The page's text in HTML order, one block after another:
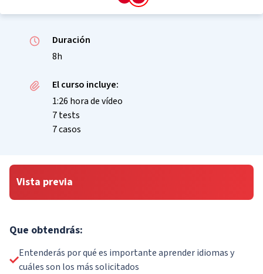
Duración
8h
El curso incluye:
1:26 hora de vídeo
7 tests
7 casos
Vista previa
Que obtendrás:
Entenderás por qué es importante aprender idiomas y
cuáles son los más solicitados